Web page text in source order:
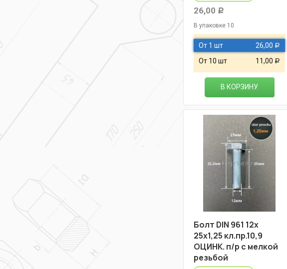
26,00 Р
В упаковке 10
От 1 шт 26,00 Р
От 10 шт 11,00 Р
В КОРЗИНУ
Болт DIN 961 12х
25х1,25 кл.пр.10,9
ОЦИНК. п/р с мелкой
резьбой